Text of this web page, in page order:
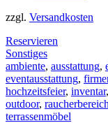
zzgl. Versandkosten
Reservieren
Sonstiges
ambiente, ausstattung,
eventausstattung,
hochzeitsfeier, inventar,
outdoor, raucherbereich
terrassenmöbel